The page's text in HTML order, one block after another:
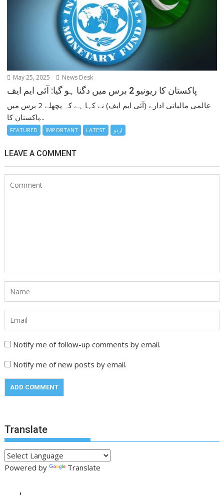
May 25, 2025 News Desk
پاکستان کا ریونیو 2 برس میں دگنا ہو گیا: آئی ایم ایف
عالمی مالیاتی ادارے (آئی ایم ایف) نے کہا ہے کہ پچھلے 2 برس میں
پاکستان کا...
FEATURED IMPORTANT LATEST اردو
LEAVE A COMMENT
Notify me of follow-up comments by email.
Notify me of new posts by email.
Translate
Powered by Translate